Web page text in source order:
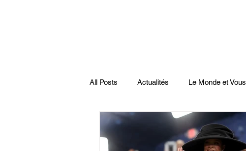
All Posts Actualités Le Monde et Vous
Santé économie française